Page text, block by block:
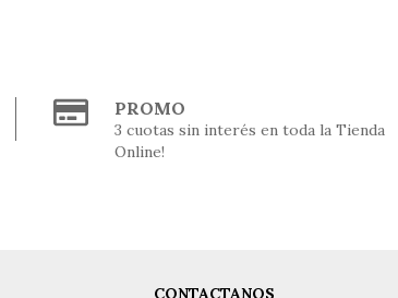
PROMO
3 cuotas sin interés en toda la Tienda
Online!